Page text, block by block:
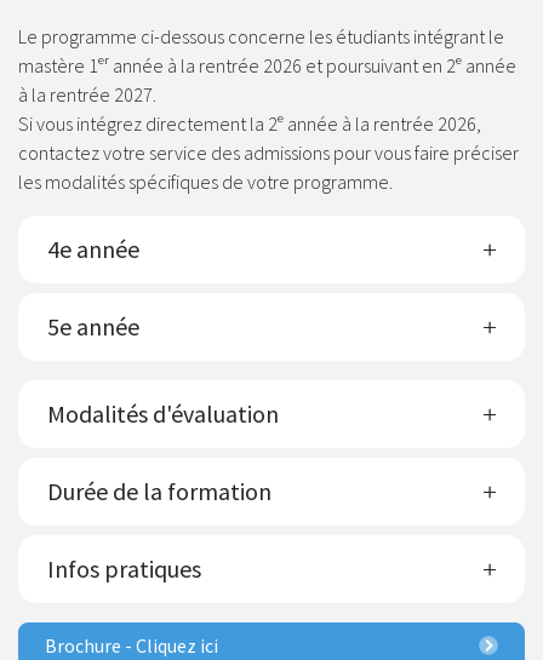
Le programme ci-dessous concerne les étudiants intégrant le
mastère 1ᵉʳ année à la rentrée 2026 et poursuivant en 2ᵉ année
à la rentrée 2027.
Si vous intégrez directement la 2ᵉ année à la rentrée 2026,
contactez votre service des admissions pour vous faire préciser
les modalités spécifiques de votre programme.
4e année
5e année
Modalités d'évaluation
Durée de la formation
Infos pratiques
Brochure - Cliquez ici